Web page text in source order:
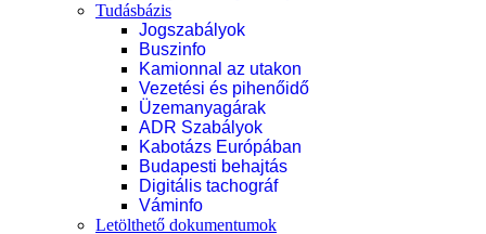
Tudásbázis
Jogszabályok
Buszinfo
Kamionnal az utakon
Vezetési és pihenőidő
Üzemanyagárak
ADR Szabályok
Kabotázs Európában
Budapesti behajtás
Digitális tachográf
Váminfo
Letölthető dokumentumok